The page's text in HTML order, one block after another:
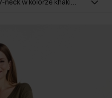
neck w kolorze khaki